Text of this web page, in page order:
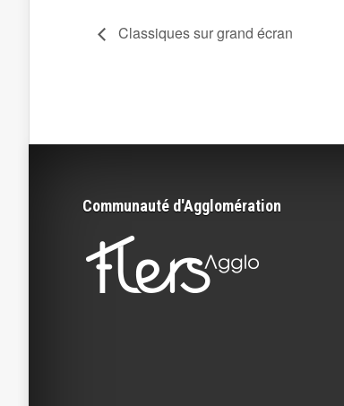
Classiques sur grand écran
Communauté d'Agglomération